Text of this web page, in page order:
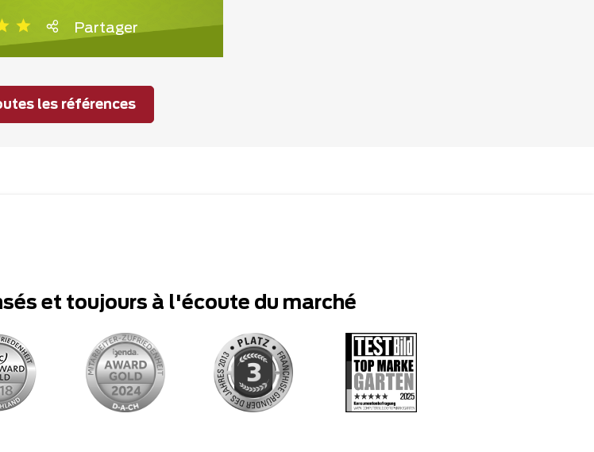
Partager
les références
et toujours à l'écoute du marché